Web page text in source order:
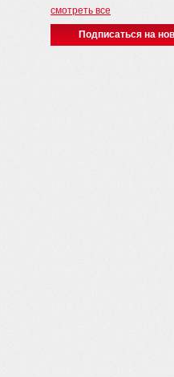
смотреть все
Подписаться на